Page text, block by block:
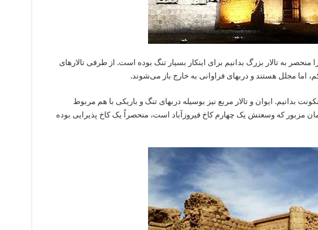
به تالار بزرگ بدانیم برای اینکار بسیار تنگ بوده است. از طرفی تالارهای
اما مجلل هستند و دربهای فراوانی به خارج باز می‌شوند.
بدانیم. ایوان و تالار مربع نیز بوسیله دربهای تنگ و باریکی با هم مربوط
که وسعتش یک چهارم کاخ فیروزآباد است، منحصراً یک کاخ پذیرایی بوده